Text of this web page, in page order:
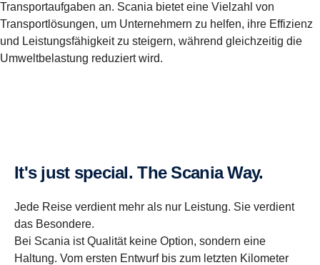
Transportaufgaben an. Scania bietet eine Vielzahl von
Transportlösungen, um Unternehmern zu helfen, ihre Effizienz
und Leistungsfähigkeit zu steigern, während gleichzeitig die
Umweltbelastung reduziert wird.
It's just special. The Scania Way.
Jede Reise verdient mehr als nur Leistung. Sie verdient
das Besondere.
Bei Scania ist Qualität keine Option, sondern eine
Haltung. Vom ersten Entwurf bis zum letzten Kilometer